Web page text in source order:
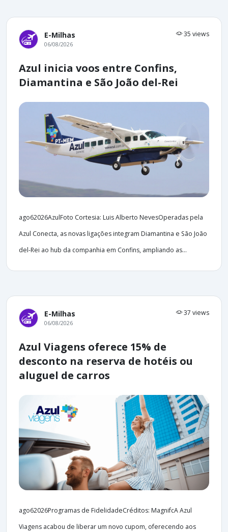
E-Milhas 35 views
06/08/2026
Azul inicia voos entre Confins,
Diamantina e São João del-Rei
ago62026AzulFoto Cortesia: Luis Alberto NevesOperadas pela
Azul Conecta, as novas ligações integram Diamantina e São João
del-Rei ao hub da companhia em Confins, ampliando as...
E-Milhas 37 views
06/08/2026
Azul Viagens oferece 15% de
desconto na reserva de hotéis ou
aluguel de carros
ago62026Programas de FidelidadeCréditos: MagnifcA Azul
Viagens acabou de liberar um novo cupom, oferecendo aos